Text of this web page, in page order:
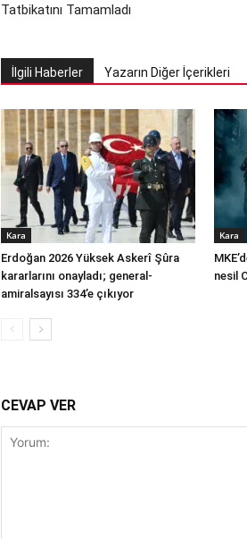
Tatbikatını Tamamladı
İlgili Haberler Yazarın Diğer İçerikleri
Kara
Erdoğan 2026 Yüksek Askerî Şûra
kararlarını onayladı; general-
amiralsayısı 334’e çıkıyor
Kara
nesil
CEVAP VER